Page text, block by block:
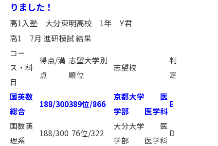
りました！
高1入塾 大分東明高校 1年 Y君
高1 7月 進研模試 結果
コー
ス・科
目
得点/満
点
志望大学別
順位
志望校
判
定
国英数
総合
188/300389位/866
京都大学 医
学部 医学科
E
国数英
理系
188/300 76位/322
大分大学 医
学部 医学科
D